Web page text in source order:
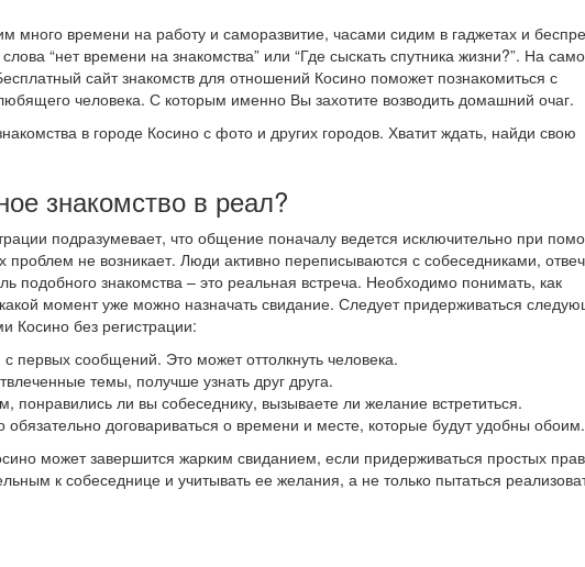
много времени на работу и саморазвитие, часами сидим в гаджетах и
“нет времени на знакомства” или “Где сыскать спутника жизни?”. На
сайт знакомств для отношений Косино поможет познакомиться с
человека. С которым именно Вы захотите возводить домашний очаг.
в городе Косино с фото и других городов. Хватит ждать, найди свою
знакомство в реал?
подразумевает, что общение поначалу ведется исключительно при
проблем не возникает. Люди активно переписываются с собеседниками,
подобного знакомства – это реальная встреча. Необходимо понимать, как
момент уже можно назначать свидание. Следует придерживаться
Косино без регистрации:
с первых сообщений. Это может оттолкнуть человека.
темы, получше узнать друг друга.
понравились ли вы собеседнику, вызываете ли желание встретиться.
договариваться о времени и месте, которые будут удобны обоим.
может завершится жарким свиданием, если придерживаться простых
к собеседнице и учитывать ее желания, а не только пытаться